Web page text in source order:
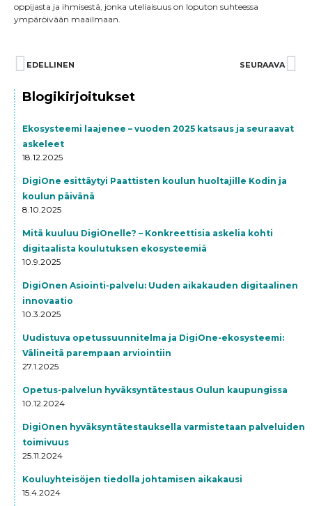
oppijasta ja ihmisestä, jonka uteliaisuus on loputon suhteessa
ympäröivään maailmaan.
Prev
EDELLINEN SEURAAVA
Blogikirjoitukset
Ekosysteemi laajenee – vuoden 2025 katsaus ja seuraavat
askeleet
18.12.2025
DigiOne esittäytyi Paattisten koulun huoltajille Kodin ja
koulun päivänä
8.10.2025
Mitä kuuluu DigiOnelle? – Konkreettisia askelia kohti
digitaalista koulutuksen ekosysteemiä
10.9.2025
DigiOnen Asiointi-palvelu: Uuden aikakauden digitaalinen
innovaatio
10.3.2025
Uudistuva opetussuunnitelma ja DigiOne-ekosysteemi:
Välineitä parempaan arviointiin
27.1.2025
Opetus-palvelun hyväksyntätestaus Oulun kaupungissa
10.12.2024
DigiOnen hyväksyntätestauksella varmistetaan palveluiden
toimivuus
25.11.2024
Kouluyhteisöjen tiedolla johtamisen aikakausi
15.4.2024